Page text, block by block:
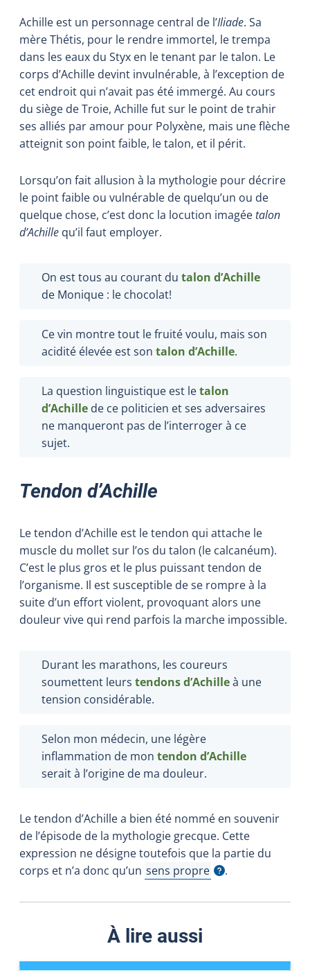
Achille est un personnage central de l’Iliade. Sa
mère Thétis, pour le rendre immortel, le trempa
dans les eaux du Styx en le tenant par le talon. Le
corps d’Achille devint invulnérable, à l’exception de
cet endroit qui n’avait pas été immergé. Au cours
du siège de Troie, Achille fut sur le point de trahir
ses alliés par amour pour Polyxène, mais une flèche
atteignit son point faible, le talon, et il périt.
Lorsqu’on fait allusion à la mythologie pour décrire
le point faible ou vulnérable de quelqu’un ou de
quelque chose, c’est donc la locution imagéetalon
d’Achille qu’il faut employer.
On est tous au courant du talon d’Achille
de Monique : le chocolat!
Ce vin montre tout le fruité voulu, mais son
acidité élevée est son talon d’Achille.
La question linguistique est letalon
d’Achille de ce politicien et ses adversaires
ne manqueront pas de l’interroger à ce
sujet.
Tendon d’Achille
Le tendon d’Achille est le tendon qui attache le
muscle du mollet sur l’os du talon (le calcanéum).
C’est le plus gros et le plus puissant tendon de
l’organisme. Il est susceptible de se rompre à la
suite d’un effort violent, provoquant alors une
douleur vive qui rend parfois la marche impossible.
Durant les marathons, les coureurs
soumettent leurs tendons d’Achilleà une
tension considérable.
Selon mon médecin, une légère
inflammation de mon tendon d’Achille
serait à l’origine de ma douleur.
Le tendon d’Achille a bien été nommé en souvenir
de l’épisode de la mythologie grecque. Cette
expression ne désigne toutefois que la partie du
corps et n’a donc qu’un sens propre
Afficher l'infobulle
.
À lire aussi